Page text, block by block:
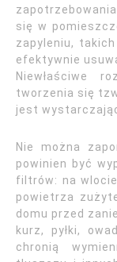
się w
zapyleniu,
efektywnie
Niewłaściwe
tworzenia się
jest
Nie można
powinien być
filtrów: na
powietrza
domu przed
kurz, pyłki,
chronią